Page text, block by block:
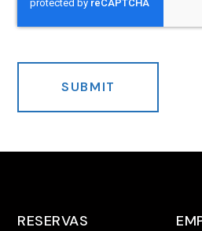
RESERVAS